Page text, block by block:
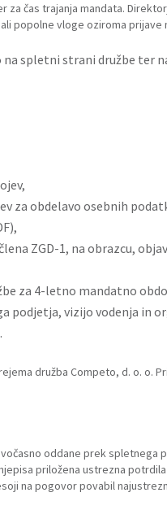
čas trajanja mandata.
popolne vloge oziroma prijave
spletni strani družbe ter
za obdelavo osebnih
),
ZGD-1, na obrazcu,
za 4-letno mandatno
podjetja, vizijo vodenja in
družba Competo, d. o. o.
oddane prek spletnega
priložena ustrezna
na pogovor povabil